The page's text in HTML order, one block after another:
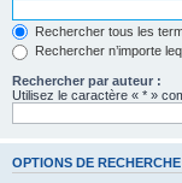
Rechercher tous les
Rechercher n’importe
Rechercher par auteur :
Utilisez le caractère « * »
OPTIONS DE RECHERCHE